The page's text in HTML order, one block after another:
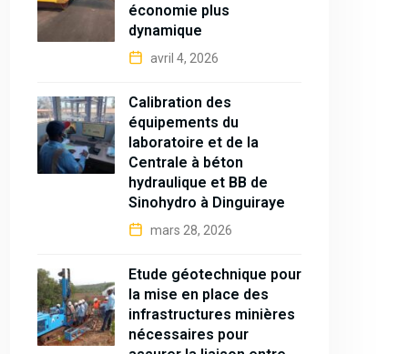
économie plus
dynamique
avril 4, 2026
Calibration des
équipements du
laboratoire et de la
Centrale à béton
hydraulique et BB de
Sinohydro à Dinguiraye
mars 28, 2026
Étude géotechnique pour
la mise en place des
infrastructures minières
nécessaires pour